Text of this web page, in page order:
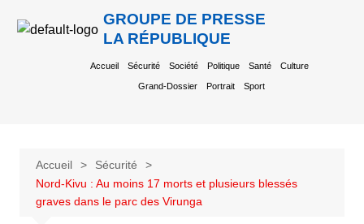
GROUPE DE PRESSE
LA RÉPUBLIQUE
Accueil Sécurité Société Politique Santé Culture
Grand-Dossier Portrait Sport
Accueil
Sécurité
Nord-Kivu : Au moins 17 morts et plusieurs blessés
graves dans le parc des Virunga